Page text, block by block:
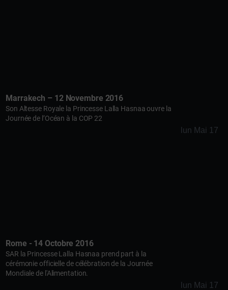
Marrakech – 12 Novembre 2016
Son Altesse Royale la Princesse Lalla Hasnaa ouvre la
Journée de l’Océan à la COP 22
lun Mai 17
Rome - 14 Octobre 2016
SAR la Princesse Lalla Hasnaa prend part à la
cérémonie officielle de célébration de la Journée
Mondiale de l'Alimentation.
lun Mai 17